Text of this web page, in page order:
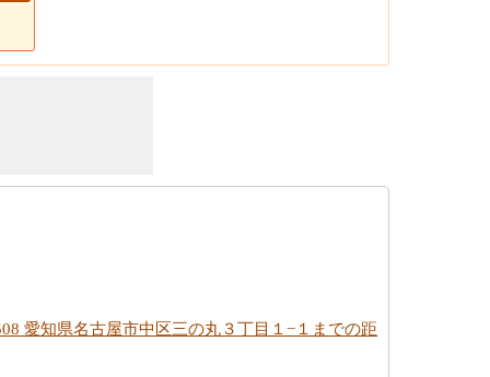
愛知県名古屋市中区三の丸３丁目１−１までの距